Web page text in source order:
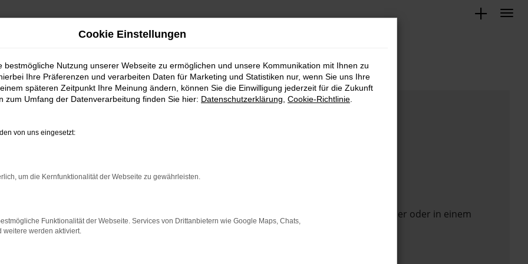
das Laden bestimmter Seiten verhindern. Funktioniert die Seite in einem anderen Browser oder in einem
zu beheben.
Cookie Einstellungen
bestmögliche Nutzung unserer Webseite zu ermöglichen und unsere Kommunikation mit Ihnen zu
Ihre Präferenzen und verarbeiten Daten für Marketing und Statistiken nur, wenn Sie uns Ihre
späteren Zeitpunkt Ihre Meinung ändern, können Sie die Einwilligung jederzeit für die Zukunft
zum Umfang der Datenverarbeitung finden Sie hier: Datenschutzerklärung Cookie-Richtlinie
von uns eingesetzt:
um die Kernfunktionalität der Webseite zu gewährleisten.
Funktionalität der Webseite. Services von Drittanbietern wie Google Maps, Chats,
weitere werden aktiviert.